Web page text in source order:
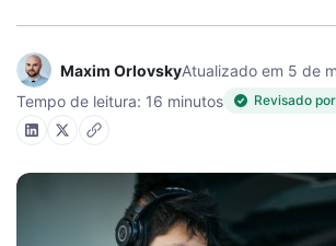
Maxim OrlovskyAtualizado em 5 de
Tempo de leitura: 16 minutos
Revisado